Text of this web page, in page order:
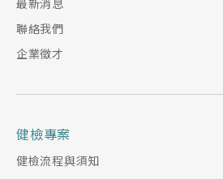
最新消息
聯絡我們
企業徵才
健檢專案
健檢流程與須知